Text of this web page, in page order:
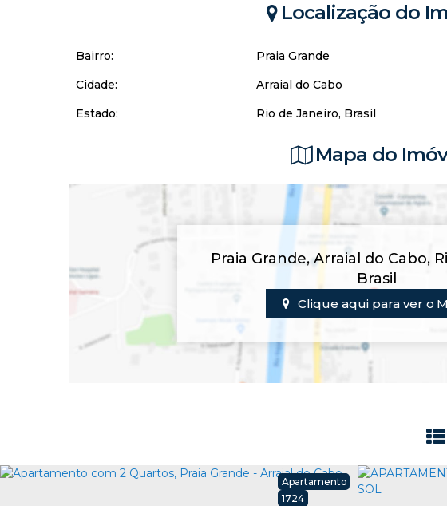
Localização do
Bairro:
Praia Grande
Cidade:
Arraial do Cabo
Estado:
Rio de Janeiro, Brasil
Mapa do
Praia Grande,Arraial do Cabo,
Brasil
Clique aqui para ver o
1724
Apartamento